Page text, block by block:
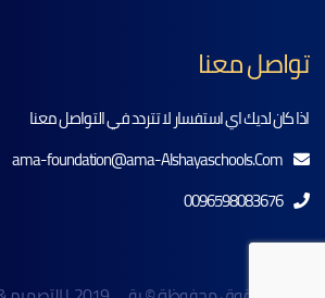
تواصل معنا
اذا كان لديك اي استفسار لا تتردد في التواصل معنا
ama-foundation@ama-Alshayaschools.Com
0096598083676